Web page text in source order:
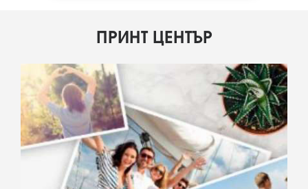
ПРИНТ ЦЕНТЪР